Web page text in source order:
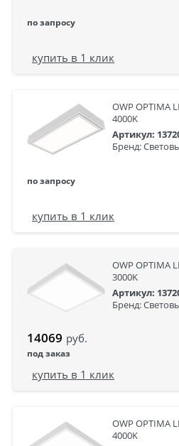
по запросу
купить в 1 клик
OWP OPTIMA
4000K
Артикул:
Бренд:
по запросу
купить в 1 клик
OWP OPTIMA
3000K
Артикул:
Бренд:
14069 руб.
под заказ
купить в 1 клик
OWP OPTIMA
4000K